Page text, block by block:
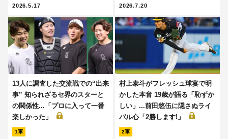
2026.5.17 2026.7.20
13人に調査した交流戦での“出来
事” 知られざるセ界のスターと
の関係性...「プロに入って一番
楽しかった」
1軍
村上泰斗がフレッシュ球宴で明
かした本音 19歳が語る「恥ずか
しい」...前田悠伍に隠さぬライ
バル心「2勝します!」
2軍